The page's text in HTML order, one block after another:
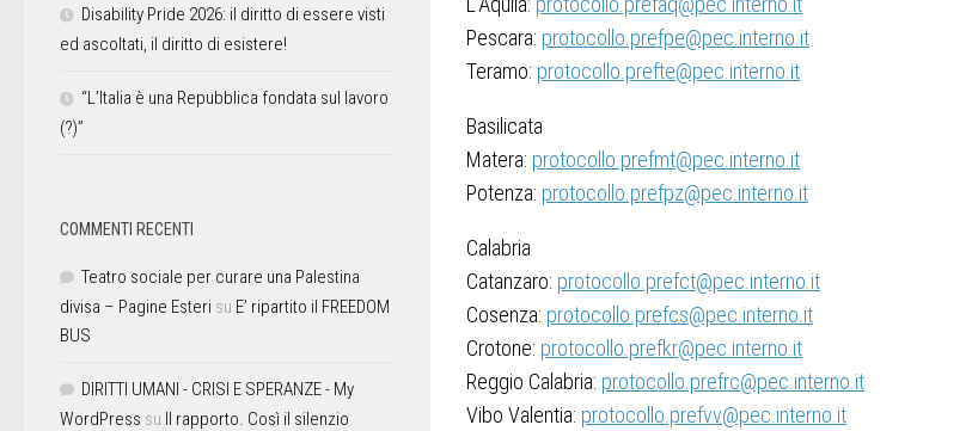
Pescara: protocollo.prefpe@pec.interno.it
Teramo: protocollo.prefte@pec.interno.it
Basilicata
Matera: protocollo.prefmt@pec.interno.it
Potenza: protocollo.prefpz@pec.interno.it
Calabria
Catanzaro: protocollo.prefct@pec.interno.it
Cosenza: protocollo.prefcs@pec.interno.it
Crotone: protocollo.prefkr@pec.interno.it
Reggio Calabria: protocollo.prefrc@pec.interno.it
Vibo Valentia: protocollo.prefvv@pec.interno.it
Disability Pride 2026: il diritto di essere visti
ed ascoltati, il diritto di esistere!
“L’Italia è una Repubblica fondata sul lavoro
(?)”
COMMENTI RECENTI
Teatro sociale per curare una Palestina
divisa – Pagine Esteri su E’ ripartito il FREEDOM
BUS
DIRITTI UMANI - CRISI E SPERANZE - My
WordPress su Il rapporto. Così il silenzio